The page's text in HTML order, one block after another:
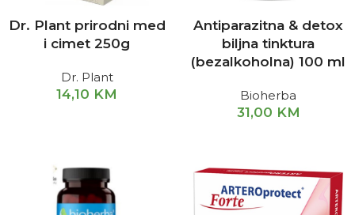
Dr. Plant prirodni med
i cimet 250g
Dr. Plant
14,10 KM
Antiparazitna & detox
biljna tinktura
(bezalkoholna) 100 ml
Bioherba
31,00 KM